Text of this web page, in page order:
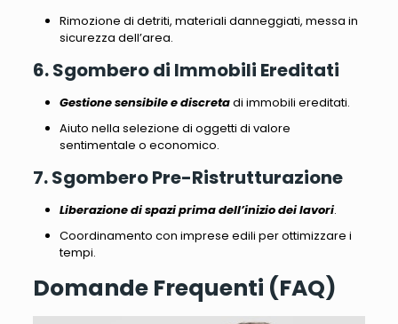
Rimozione di detriti, materiali danneggiati, messa in
sicurezza dell’area.
6. Sgombero di Immobili Ereditati
Gestione sensibile e discretadi immobili ereditati.
Aiuto nella selezione di oggetti di valore
sentimentale o economico.
7. Sgombero Pre-Ristrutturazione
Liberazione di spazi prima dell’inizio dei lavori.
Coordinamento con imprese edili per ottimizzare i
tempi.
Domande Frequenti (FAQ)